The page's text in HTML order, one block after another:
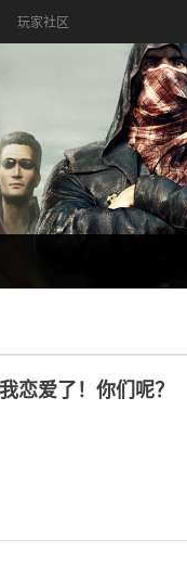
玩家社区
恋爱了！你们呢？